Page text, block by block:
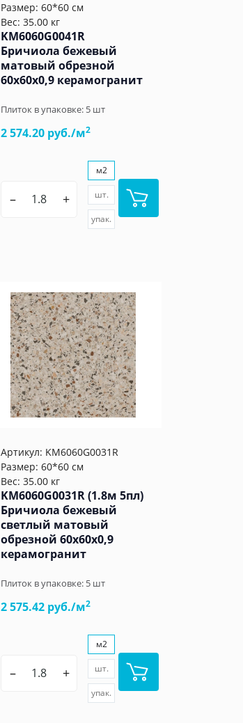
Размер: 60*60 см
Вес: 35.00 кг
KM6060G0041R
Бричиола бежевый
матовый обрезной
60x60x0,9 керамогранит
Плиток в упаковке: 5 шт
2 574.20 руб./м2
– +
м2
шт.
упак.
Артикул: KM6060G0031R
Размер: 60*60 см
Вес: 35.00 кг
KM6060G0031R (1.8м 5пл)
Бричиола бежевый
светлый матовый
обрезной 60x60x0,9
керамогранит
Плиток в упаковке: 5 шт
2 575.42 руб./м2
– +
м2
шт.
упак.